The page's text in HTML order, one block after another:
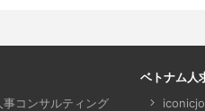
事コンサルティング
ベトナム人